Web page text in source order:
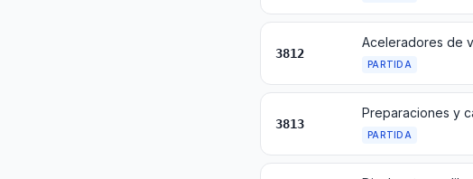
3812
PARTIDA
3813
Preparaciones y
PARTIDA